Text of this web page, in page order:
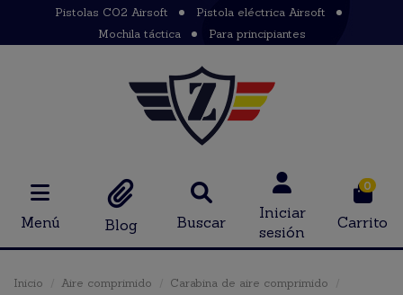
Pistolas CO2 Airsoft
Pistola eléctrica Airsoft
Mochila táctica
Para principiantes
Menú Blog Buscar
Iniciar
sesión
0
Carrito
Inicio Aire comprimido
Carabina de aire comprimido